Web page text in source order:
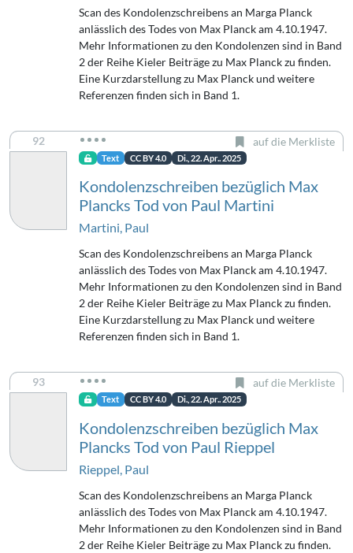
Scan des Kondolenzschreibens an Marga Planck
anlässlich des Todes von Max Planck am 4.10.1947.
Mehr Informationen zu den Kondolenzen sind in Band
2 der Reihe Kieler Beiträge zu Max Planck zu finden.
Eine Kurzdarstellung zu Max Planck und weitere
Referenzen finden sich in Band 1.
92 auf die Merkliste
Text CC BY 4.0 Di., 22. Apr.. 2025
Kondolenzschreiben bezüglich Max
Plancks Tod von Paul Martini
Martini, Paul
Scan des Kondolenzschreibens an Marga Planck
anlässlich des Todes von Max Planck am 4.10.1947.
Mehr Informationen zu den Kondolenzen sind in Band
2 der Reihe Kieler Beiträge zu Max Planck zu finden.
Eine Kurzdarstellung zu Max Planck und weitere
Referenzen finden sich in Band 1.
93 auf die Merkliste
Text CC BY 4.0 Di., 22. Apr.. 2025
Kondolenzschreiben bezüglich Max
Plancks Tod von Paul Rieppel
Rieppel, Paul
Scan des Kondolenzschreibens an Marga Planck
anlässlich des Todes von Max Planck am 4.10.1947.
Mehr Informationen zu den Kondolenzen sind in Band
2 der Reihe Kieler Beiträge zu Max Planck zu finden.